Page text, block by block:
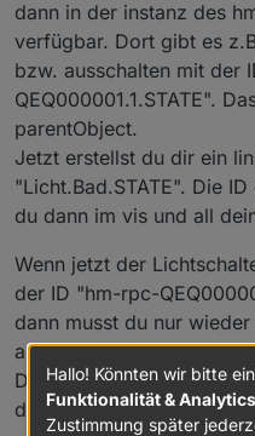
Wo wäre der
Objekt/
bzw. wo
Datenpunkt
Das macht der
Das
sieht dann so
Du sagst, dass der
übernimmt, man
kann und beim
auf die neue
Das wiederspricht
ich installiere den
Datenpunkte raus
Instanz. Dann hat
Datenstruktur
bei jedem die RAW
Desweiteren
von Hardware
Schalter/Geräte/
Adapter dann
selbst bearbeiten
dann in der instanz des
verfügbar. Dort gibt es
bzw. ausschalten mit der
QEQ000001.1.STATE".
parentObject.
Jetzt erstellst du dir ein
"Licht.Bad.STATE". Die
du dann im vis und all
Wenn jetzt der
der ID "hm-rpc-
dann musst du nur
anlegen das die gleiche
Danach funktionieren
da dort ja die ID des
Hallo! Könnten wir bitte
Funktionalität & Analytics
Zustimmung später